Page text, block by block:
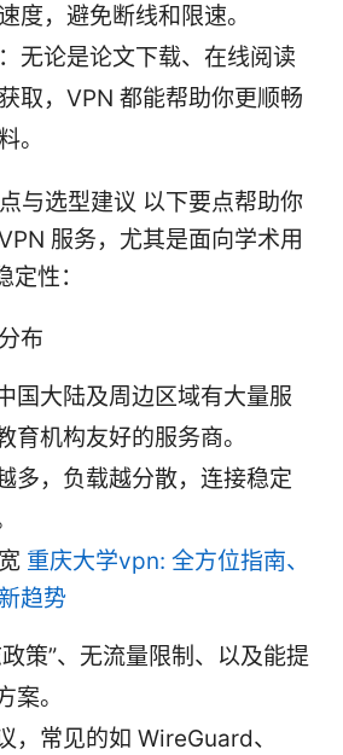
度，避免断线和限速。
无论是论文下载、在线阅读
取，VPN 都能帮助你更顺畅
。
与选型建议 以下要点帮助你
服务，尤其是面向学术用
性：
布
国大陆及周边区域有大量服
育机构友好的服务商。
多，负载越分散，连接稳定
重庆大学vpn: 全方位指南、
趋势
策”、无流量限制、以及能提
案。
，常见的如 WireGuard、